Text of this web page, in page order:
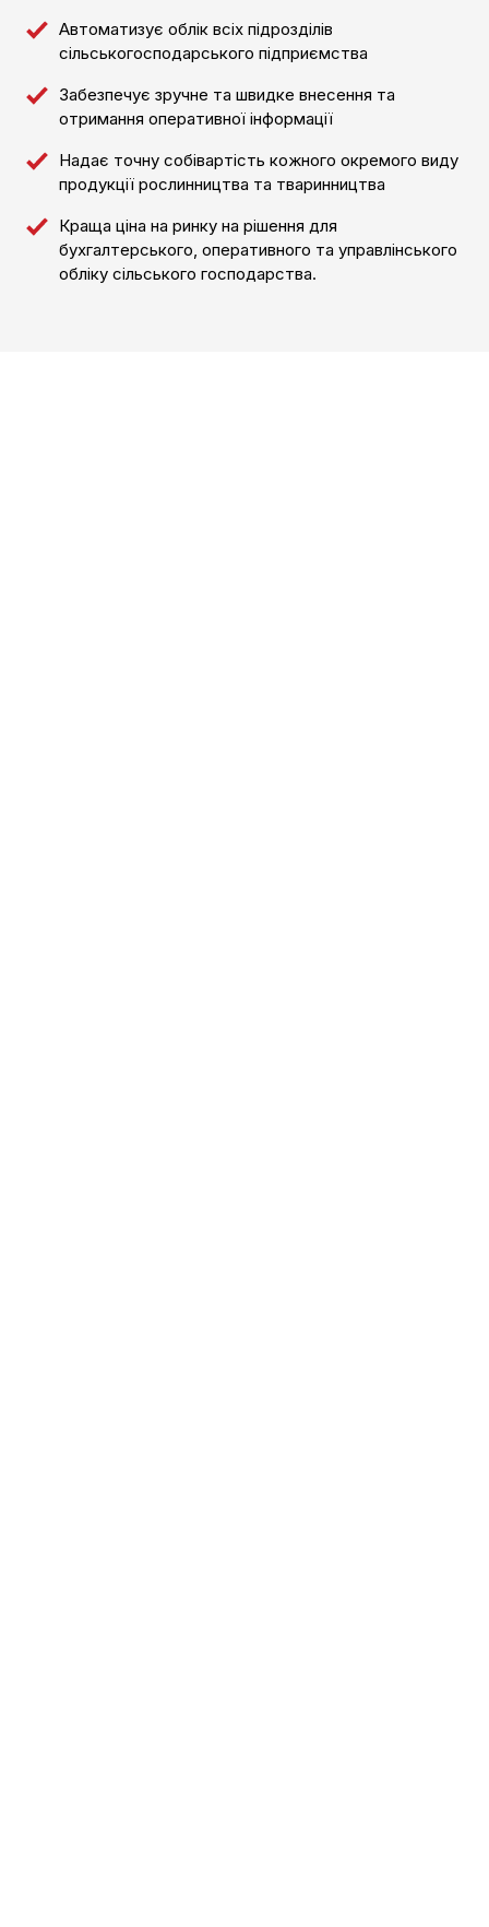
Автоматизує облік всіх підрозділів
сільськогосподарського підприємства
Забезпечує зручне та швидке внесення та
отримання оперативної інформації
Надає точну собівартість кожного окремого виду
продукції рослинництва та тваринництва
Краща ціна на ринку на рішення для
бухгалтерського, оперативного та управлінського
обліку сільського господарства.